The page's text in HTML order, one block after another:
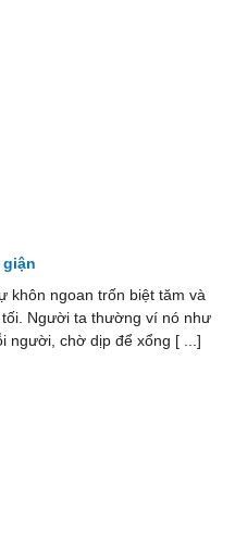
giận
khôn ngoan trốn biệt tăm và
Người ta thường ví nó như
người, chờ dịp để xổng [ ...]